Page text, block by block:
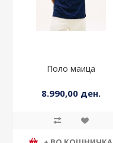
Поло маица
8.990,00 ден.